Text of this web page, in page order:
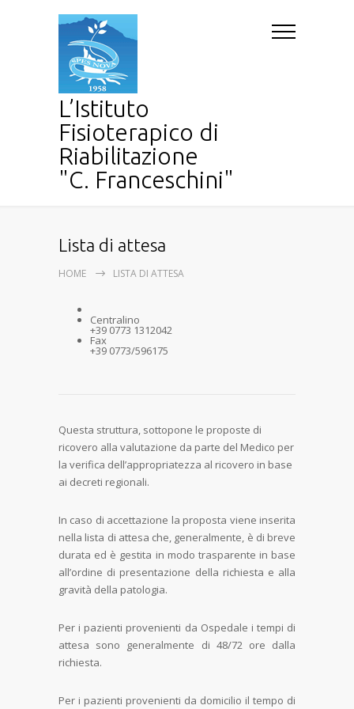
L’Istituto
Fisioterapico di
Riabilitazione
"C. Franceschini"
Lista di attesa
HOME LISTA DI ATTESA
Centralino
+39 0773 1312042
Fax
+39 0773/596175
Questa struttura, sottopone le proposte di
ricovero alla valutazione da parte del Medico per
la verifica dell’appropriatezza al ricovero in base
ai decreti regionali.
In caso di accettazione la proposta viene inserita
nella lista di attesa che, generalmente, è di breve
durata ed è gestita in modo trasparente in base
all’ordine di presentazione della richiesta e alla
gravità della patologia.
Per i pazienti provenienti da Ospedale i tempi di
attesa sono generalmente di 48/72 ore dalla
richiesta.
Per i pazienti provenienti da domicilio il tempo di